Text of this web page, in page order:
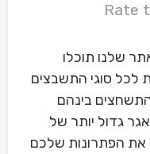
Rate
שלנו תוכלו
לכל סוגי התשבצים
בינהם
גדול יותר של
את הפתרונות שלכם